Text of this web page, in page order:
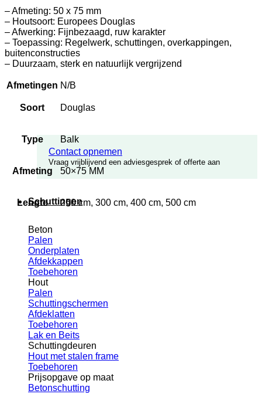
Contact opnemen
Vraag vrijblijvend een adviesgesprek of offerte aan
Schuttingen
Beton
Palen
Onderplaten
Afdekkappen
Toebehoren
Hout
Palen
Schuttingschermen
Afdeklatten
Toebehoren
Lak en Beits
Schuttingdeuren
Hout met stalen frame
Toebehoren
Prijsopgave op maat
Betonschutting
– Afmeting: 50 x 75 mm
– Houtsoort: Europees Douglas
– Afwerking: Fijnbezaagd, ruw karakter
– Toepassing: Regelwerk, schuttingen, overkappingen,
buitenconstructies
– Duurzaam, sterk en natuurlijk vergrijzend
Afmetingen N/B
Soort Douglas
Type Balk
Afmeting 50×75 MM
Lengte 250 cm, 300 cm, 400 cm, 500 cm